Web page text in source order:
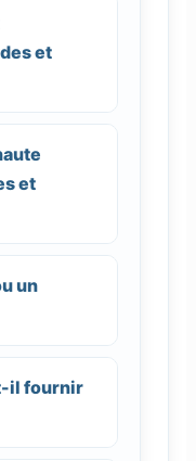
et
et
un
il fournir